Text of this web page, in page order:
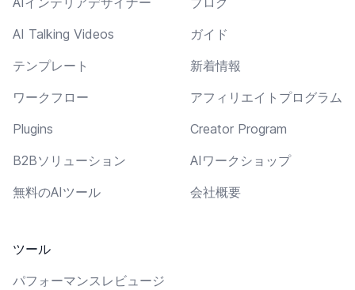
AI Talking Videos
テンプレート
ワークフロー
Plugins
B2Bソリューション
無料のAIツール
ツール
パフォーマンスレビュージ
ガイド
新着情報
アフィリエイトプログラム
Creator Program
AIワークショップ
会社概要